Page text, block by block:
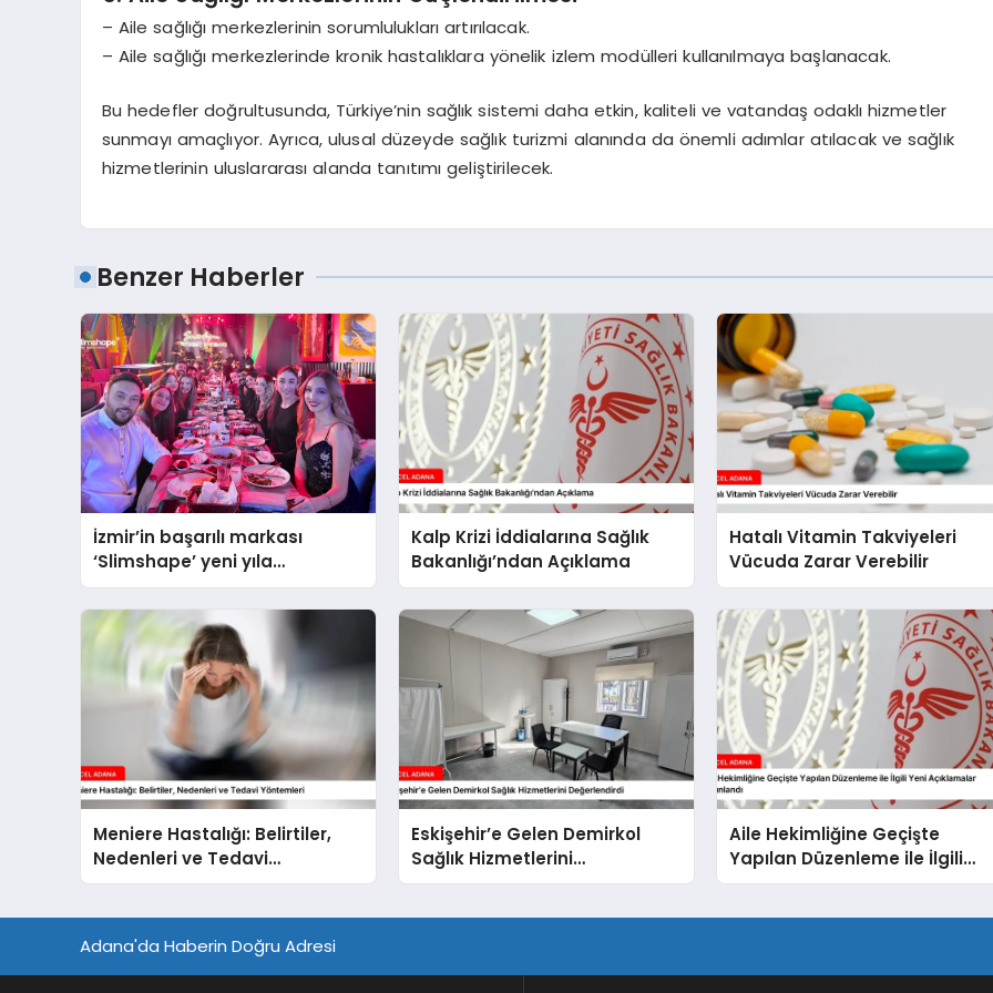
– Aile sağlığı merkezlerinin sorumlulukları artırılacak.
– Aile sağlığı merkezlerinde kronik hastalıklara yönelik izlem modülleri kullanılmaya başlanacak.
Bu hedefler doğrultusunda, Türkiye’nin sağlık sistemi daha etkin, kaliteli ve vatandaş odaklı hizmetler
sunmayı amaçlıyor. Ayrıca, ulusal düzeyde sağlık turizmi alanında da önemli adımlar atılacak ve sağlık
hizmetlerinin uluslararası alanda tanıtımı geliştirilecek.
Benzer Haberler
İzmir’in başarılı markası
‘Slimshape’ yeni yıla
müjdelerle girdi!
Kalp Krizi İddialarına Sağlık
Bakanlığı’ndan Açıklama
Hatalı Vitamin Takviyeleri
Vücuda Zarar Verebilir
Meniere Hastalığı: Belirtiler,
Nedenleri ve Tedavi
Yöntemleri
Eskişehir’e Gelen Demirkol
Sağlık Hizmetlerini
Değerlendirdi
Aile Hekimliğine Geçişte
Yapılan Düzenleme ile İlgili
Yeni Açıklamalar Yayınlandı
Adana'da Haberin Doğru Adresi